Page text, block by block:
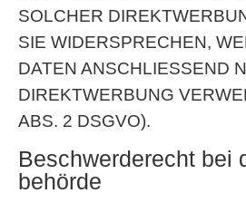
SOLCHER
SIE WIDERSPRECHEN,
DATEN ANSCHLIESSEND
DIREKTWERBUNG
ABS. 2 DSGVO).
Beschwerde­recht
behörde